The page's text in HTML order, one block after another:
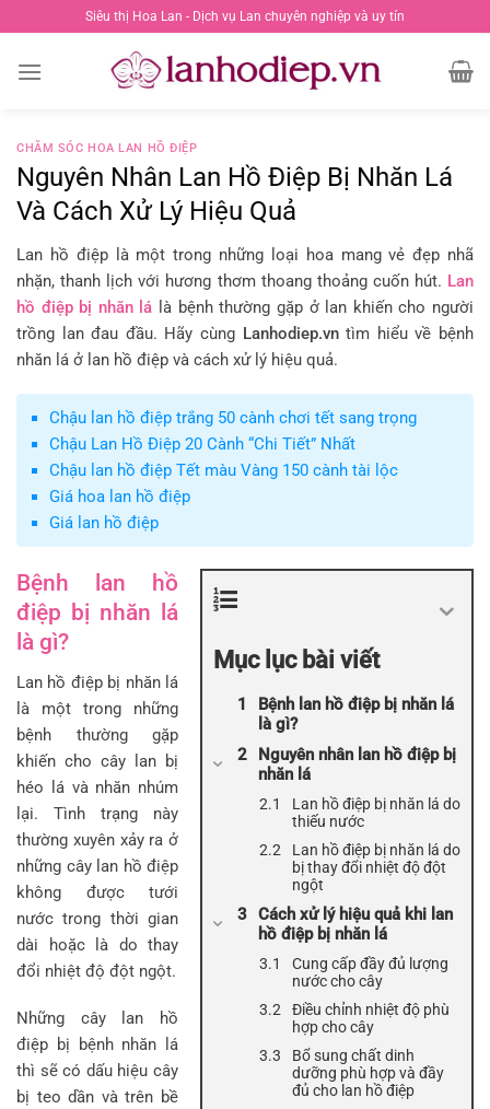
đến
nội
Siêu thị Hoa Lan - Dịch vụ Lan chuyên nghiệp và uy tín
CHĂM SÓC HOA LAN HỒ ĐIỆP
Nguyên Nhân Lan Hồ Điệp Bị Nhăn Lá
Và Cách Xử Lý Hiệu Quả
Lan hồ điệp là một trong những loại hoa mang vẻ đẹp nhã
nhặn, thanh lịch với hương thơm thoang thoảng cuốn hút. Lan
hồ điệp bị nhăn lá là bệnh thường gặp ở lan khiến cho người
trồng lan đau đầu. Hãy cùng Lanhodiep.vntìm hiểu về bệnh
nhăn lá ở lan hồ điệp và cách xử lý hiệu quả.
Chậu lan hồ điệp trắng 50 cành chơi tết sang trọng
Chậu Lan Hồ Điệp 20 Cành “Chi Tiết” Nhất
Chậu lan hồ điệp Tết màu Vàng 150 cành tài lộc
Giá hoa lan hồ điệp
Giá lan hồ điệp
Mục lục bài viết
Bệnh lan hồ điệp bị nhăn lá
là gì?
Nguyên nhân lan hồ điệp bị
nhăn lá
Lan hồ điệp bị nhăn lá do
thiếu nước
Lan hồ điệp bị nhăn lá do
bị thay đổi nhiệt độ đột
ngột
Cách xử lý hiệu quả khi lan
hồ điệp bị nhăn lá
Cung cấp đầy đủ lượng
nước cho cây
Điều chỉnh nhiệt độ phù
hợp cho cây
Bổ sung chất dinh
dưỡng phù hợp và đầy
đủ cho lan hồ điệp
Bệnh lan hồ
điệp bị nhăn lá
là gì?
Lan hồ điệp bị nhăn lá
là một trong những
bệnh thường gặp
khiến cho cây lan bị
héo lá và nhăn nhúm
lại. Tình trạng này
thường xuyên xảy ra ở
những cây lan hồ điệp
không được tưới
nước trong thời gian
dài hoặc là do thay
đổi nhiệt độ đột ngột.
Những cây lan hồ
điệp bị bệnh nhăn lá
thì sẽ có dấu hiệu cây
bị teo dần và trên bề